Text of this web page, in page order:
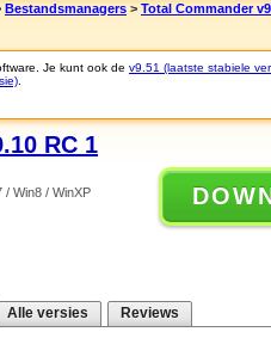
Bestandsmanagers > Total Commander
Je kunt ook de v9.51 (laatste stabiele
RC 1
/ Win8 / WinXP
Alle versies Reviews